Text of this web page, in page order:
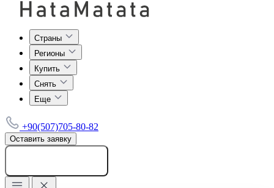
Страны
Регионы
Купить
Снять
Еще
+90(507)705-80-82
Оставить заявку